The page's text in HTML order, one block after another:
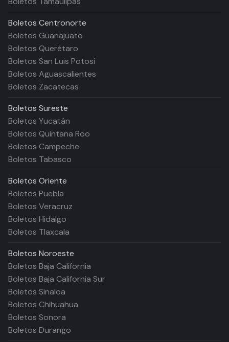
Boletos Centronorte
Boletos Guanajuato
Boletos Querétaro
Boletos San Luis Potosí
Boletos Aguascalientes
Boletos Zacatecas
Boletos Sureste
Boletos Yucatán
Boletos Quintana Roo
Boletos Campeche
Boletos Tabasco
Boletos Oriente
Boletos Puebla
Boletos Veracruz
Boletos Hidalgo
Boletos Tlaxcala
Boletos Noroeste
Boletos Baja California
Boletos Baja California Sur
Boletos Sinaloa
Boletos Chihuahua
Boletos Sonora
Boletos Durango